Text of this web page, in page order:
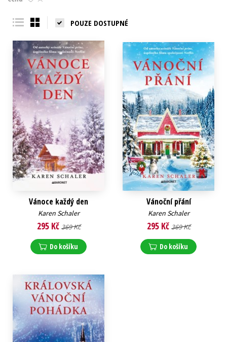
Young adult (SK)
POUZE DOSTUPNÉ
Vánoce každý den
Karen Schaler
295 Kč 369 Kč
Do košíku
Vánoční přání
Karen Schaler
295 Kč 369 Kč
Do košíku